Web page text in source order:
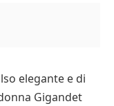
elegante e di
Gigandet